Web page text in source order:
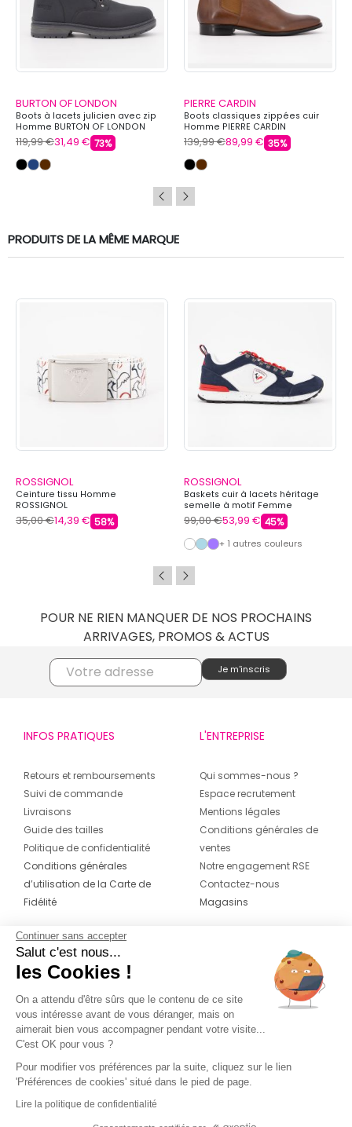
BURTON OF LONDON
Boots à lacets julicien avec zip
Homme BURTON OF LONDON
119,99 €31,49 € 73%
PIERRE CARDIN
Boots classiques zippées cuir
Homme PIERRE CARDIN
139,99 €89,99 € 35%
PRODUITS DE LA MÊME MARQUE
ROSSIGNOL
Ceinture tissu Homme
ROSSIGNOL
35,00 €14,39 € 58%
ROSSIGNOL
Baskets cuir à lacets héritage
semelle à motif Femme
ROSSIGNOL
99,00 €53,99 € 45%
+ 1 autres couleurs
POUR NE RIEN MANQUER DE NOS PROCHAINS
ARRIVAGES, PROMOS & ACTUS
INFOS PRATIQUES
Retours et remboursements
Suivi de commande
Livraisons
Guide des tailles
Politique de confidentialité
Conditions générales
d’utilisation de la Carte de
Fidélité
L'ENTREPRISE
Qui sommes-nous ?
Espace recrutement
Mentions légales
Conditions générales de
ventes
Notre engagement RSE
Contactez-nous
Magasins
CONTACT
04 42 20 78 42
Du lundi au jeudi de 8h30 à 16h30 & le
vendredi de 8h30 à 15h30
Continuer sans accepter
Salut c'est nous...
les Cookies !
On a attendu d'être sûrs que le contenu de ce site
vous intéresse avant de vous déranger, mais on
aimerait bien vous accompagner pendant votre visite...
C'est OK pour vous ?
Pour modifier vos préférences par la suite, cliquez sur le lien
'Préférences de cookies' situé dans le pied de page.
Lire la politique de confidentialité